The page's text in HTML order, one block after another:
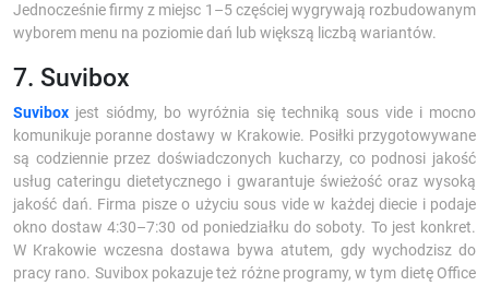
Jednocześnie firmy z miejsc 1–5 częściej wygrywają rozbudowanym
wyborem menu na poziomie dań lub większą liczbą wariantów.
7. Suvibox
Suvibox jest siódmy, bo wyróżnia się techniką sous vide i mocno
komunikuje poranne dostawy w Krakowie. Posiłki przygotowywane
są codziennie przez doświadczonych kucharzy, co podnosi jakość
usług cateringu dietetycznego i gwarantuje świeżość oraz wysoką
jakość dań. Firma pisze o użyciu sous vide w każdej diecie i podaje
okno dostaw 4:30–7:30 od poniedziałku do soboty. To jest konkret.
W Krakowie wczesna dostawa bywa atutem, gdy wychodzisz do
pracy rano. Suvibox pokazuje też różne programy, w tym dietę Office